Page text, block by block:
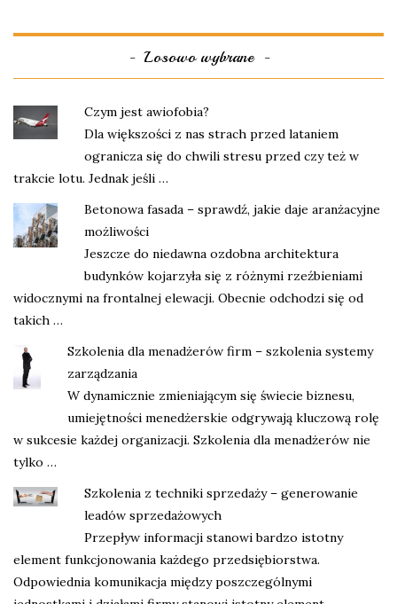
Losowo wybrane
Czym jest awiofobia?
Dla większości z nas strach przed lataniem
ogranicza się do chwili stresu przed czy też w
trakcie lotu. Jednak jeśli …
Betonowa fasada – sprawdź, jakie daje aranżacyjne
możliwości
Jeszcze do niedawna ozdobna architektura
budynków kojarzyła się z różnymi rzeźbieniami
widocznymi na frontalnej elewacji. Obecnie odchodzi się od
takich …
Szkolenia dla menadżerów firm – szkolenia systemy
zarządzania
W dynamicznie zmieniającym się świecie biznesu,
umiejętności menedżerskie odgrywają kluczową rolę
w sukcesie każdej organizacji. Szkolenia dla menadżerów nie
tylko …
Szkolenia z techniki sprzedaży – generowanie
leadów sprzedażowych
Przepływ informacji stanowi bardzo istotny
element funkcjonowania każdego przedsiębiorstwa.
Odpowiednia komunikacja między poszczególnymi